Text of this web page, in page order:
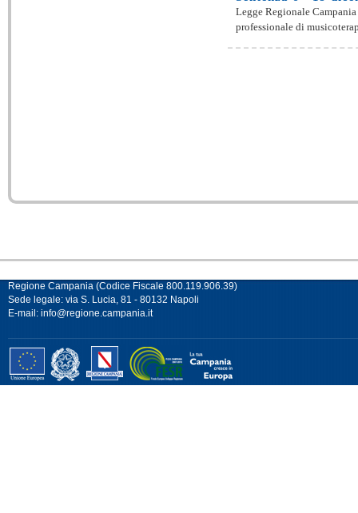
Legge Regionale
professionale di
Regione Campania (Codice Fiscale 800.119.906.39)
Sede legale: via S. Lucia, 81 - 80132 Napoli
E-mail: info@regione.campania.it